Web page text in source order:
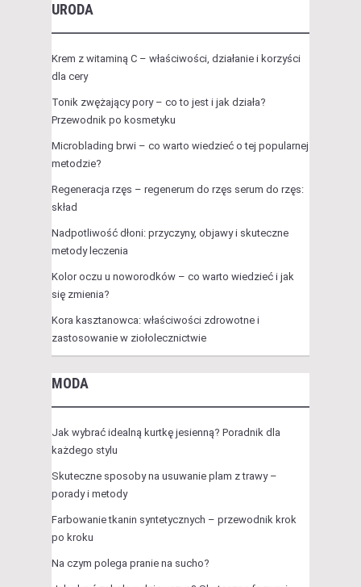
URODA
Krem z witaminą C – właściwości, działanie i korzyści
dla cery
Tonik zwężający pory – co to jest i jak działa?
Przewodnik po kosmetyku
Microblading brwi – co warto wiedzieć o tej popularnej
metodzie?
Regeneracja rzęs – regenerum do rzęs serum do rzęs:
skład
Nadpotliwość dłoni: przyczyny, objawy i skuteczne
metody leczenia
Kolor oczu u noworodków – co warto wiedzieć i jak
się zmienia?
Kora kasztanowca: właściwości zdrowotne i
zastosowanie w ziołolecznictwie
MODA
Jak wybrać idealną kurtkę jesienną? Poradnik dla
każdego stylu
Skuteczne sposoby na usuwanie plam z trawy –
porady i metody
Farbowanie tkanin syntetycznych – przewodnik krok
po kroku
Na czym polega pranie na sucho?